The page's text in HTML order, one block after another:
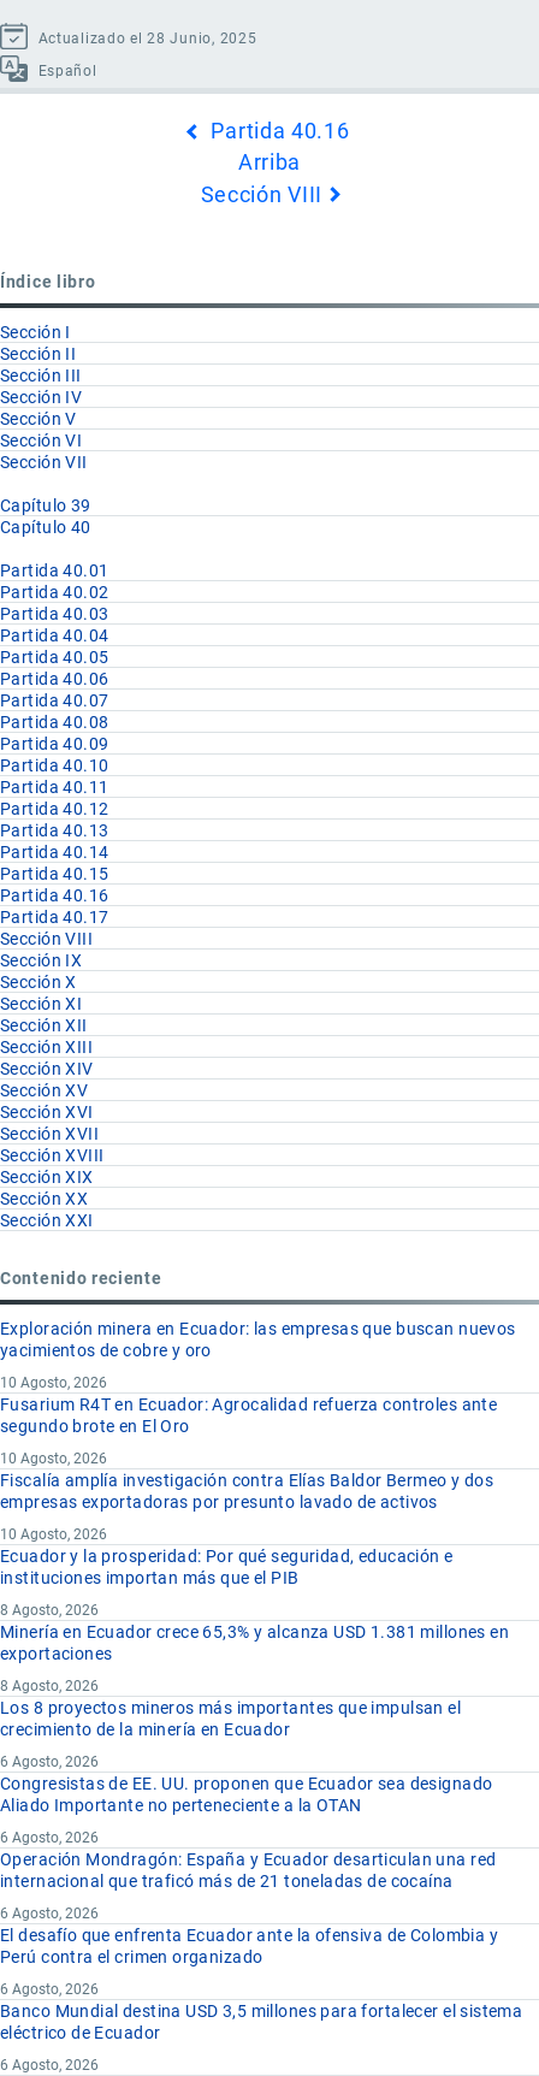
Actualizado el 28 Junio, 2025
Español
Partida 40.16
Arriba
Sección VIII
Índice libro
Sección I
Sección II
Sección III
Sección IV
Sección V
Sección VI
Sección VII
Capítulo 39
Capítulo 40
Partida 40.01
Partida 40.02
Partida 40.03
Partida 40.04
Partida 40.05
Partida 40.06
Partida 40.07
Partida 40.08
Partida 40.09
Partida 40.10
Partida 40.11
Partida 40.12
Partida 40.13
Partida 40.14
Partida 40.15
Partida 40.16
Partida 40.17
Sección VIII
Sección IX
Sección X
Sección XI
Sección XII
Sección XIII
Sección XIV
Sección XV
Sección XVI
Sección XVII
Sección XVIII
Sección XIX
Sección XX
Sección XXI
Contenido reciente
Exploración minera en Ecuador: las empresas que buscan nuevos
yacimientos de cobre y oro
10 Agosto, 2026
Fusarium R4T en Ecuador: Agrocalidad refuerza controles ante
segundo brote en El Oro
10 Agosto, 2026
Fiscalía amplía investigación contra Elías Baldor Bermeo y dos
empresas exportadoras por presunto lavado de activos
10 Agosto, 2026
Ecuador y la prosperidad: Por qué seguridad, educación e
instituciones importan más que el PIB
8 Agosto, 2026
Minería en Ecuador crece 65,3% y alcanza USD 1.381 millones en
exportaciones
8 Agosto, 2026
Los 8 proyectos mineros más importantes que impulsan el
crecimiento de la minería en Ecuador
6 Agosto, 2026
Congresistas de EE. UU. proponen que Ecuador sea designado
Aliado Importante no perteneciente a la OTAN
6 Agosto, 2026
Operación Mondragón: España y Ecuador desarticulan una red
internacional que traficó más de 21 toneladas de cocaína
6 Agosto, 2026
El desafío que enfrenta Ecuador ante la ofensiva de Colombia y
Perú contra el crimen organizado
6 Agosto, 2026
Banco Mundial destina USD 3,5 millones para fortalecer el sistema
eléctrico de Ecuador
6 Agosto, 2026